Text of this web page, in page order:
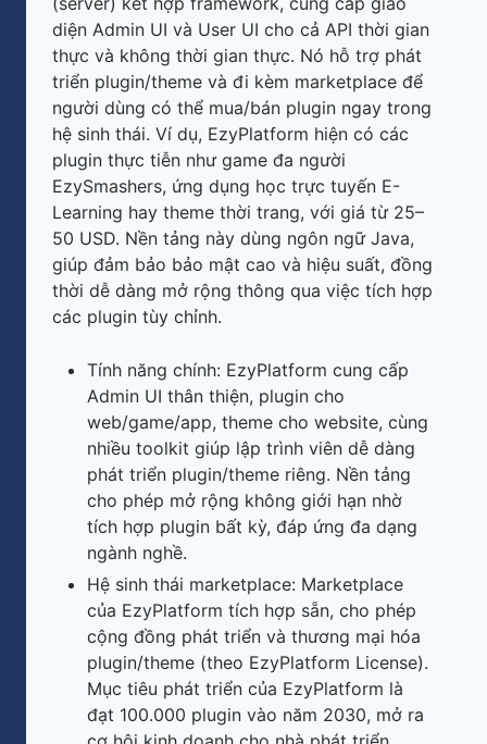
diện Admin UI và User UI cho cả API thời gian
thực và không thời gian thực. Nó hỗ trợ phát
triển plugin/theme và đi kèm marketplace để
người dùng có thể mua/bán plugin ngay trong
hệ sinh thái. Ví dụ, EzyPlatform hiện có các
plugin thực tiễn như game đa người
EzySmashers, ứng dụng học trực tuyến E-
Learning hay theme thời trang, với giá từ 25–
50 USD. Nền tảng này dùng ngôn ngữ Java,
giúp đảm bảo bảo mật cao và hiệu suất, đồng
thời dễ dàng mở rộng thông qua việc tích hợp
các plugin tùy chỉnh.
Tính năng chính: EzyPlatform cung cấp
Admin UI thân thiện, plugin cho
web/game/app, theme cho website, cùng
nhiều toolkit giúp lập trình viên dễ dàng
phát triển plugin/theme riêng. Nền tảng
cho phép mở rộng không giới hạn nhờ
tích hợp plugin bất kỳ, đáp ứng đa dạng
ngành nghề.
Hệ sinh thái marketplace: Marketplace
của EzyPlatform tích hợp sẵn, cho phép
cộng đồng phát triển và thương mại hóa
plugin/theme (theo EzyPlatform License).
Mục tiêu phát triển của EzyPlatform là
đạt 100.000 plugin vào năm 2030, mở ra